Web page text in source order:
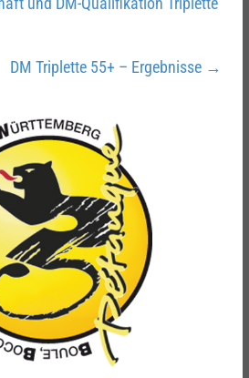
DM Triplette 55+ – Ergebnisse →